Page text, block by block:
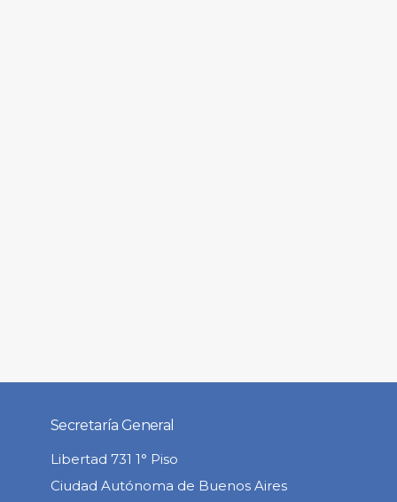
Secretaría General
Libertad 731 1° Piso
Ciudad Autónoma de Buenos Aires